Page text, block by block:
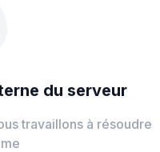
du serveur
travaillons à résoudre